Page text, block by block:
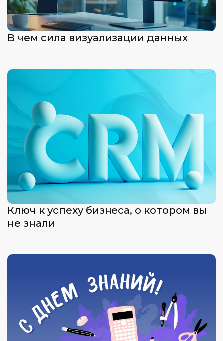
В чем сила визуализации данных
Ключ к успеху бизнеса, о котором вы
не знали